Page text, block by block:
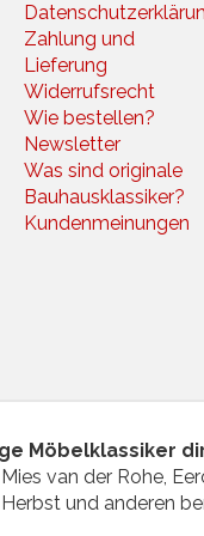
Zahlung und
Lieferung
Widerrufsrecht
Wie bestellen?
Newsletter
Was sind originale
Bauhausklassiker?
Kundenmeinungen
Möbelklassiker
van der Rohe,
und anderen